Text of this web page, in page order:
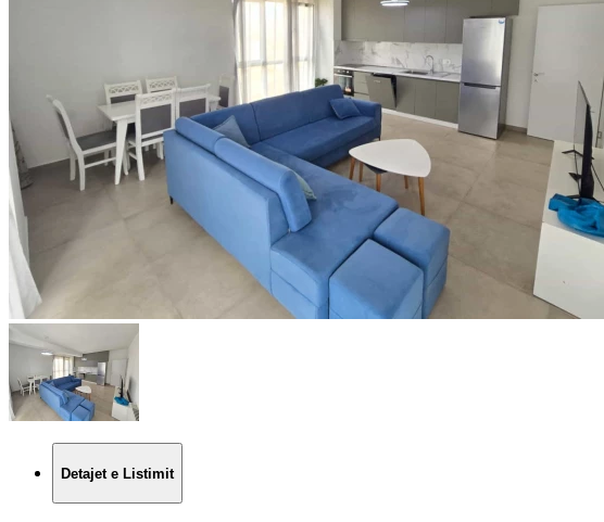
Detajet e Listimit